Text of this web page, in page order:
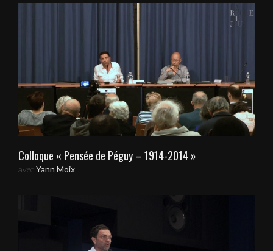
Colloque « Pensée de Péguy – 1914-2014 »
avec Yann Moix